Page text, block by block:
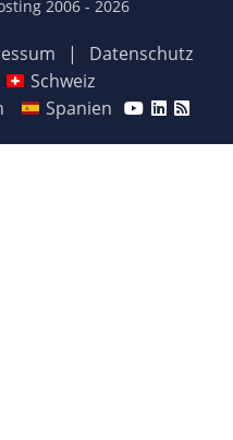
2006 - 2026
|
Datenschutz
Schweiz
Spanien